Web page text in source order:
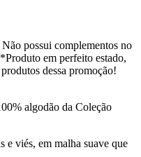
possui complementos no
em perfeito estado,
dessa promoção!
algodão da Coleção
e viés, em malha suave que